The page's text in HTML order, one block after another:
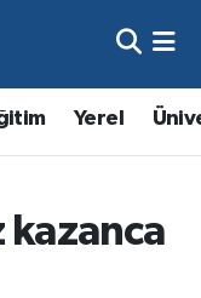
Yerel
kazanca